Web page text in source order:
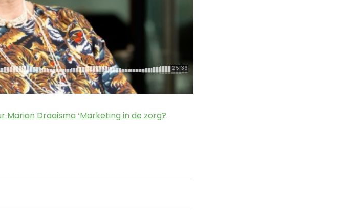
Draaisma ‘Marketing in de zorg?